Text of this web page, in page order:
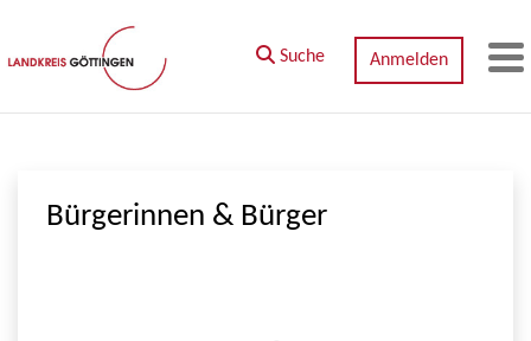
Zum Hauptinhalt springen
Suche Anmelden
Bürgerinnen & Bürger